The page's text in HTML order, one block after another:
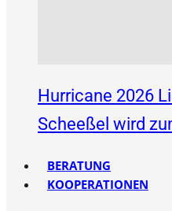
Hurricane 2026
Scheeßel wird
BERATUNG
KOOPERATIONEN